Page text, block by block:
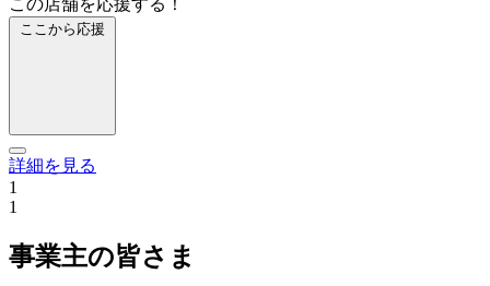
ここから応援
詳細を見る
1
1
事業主の皆さま